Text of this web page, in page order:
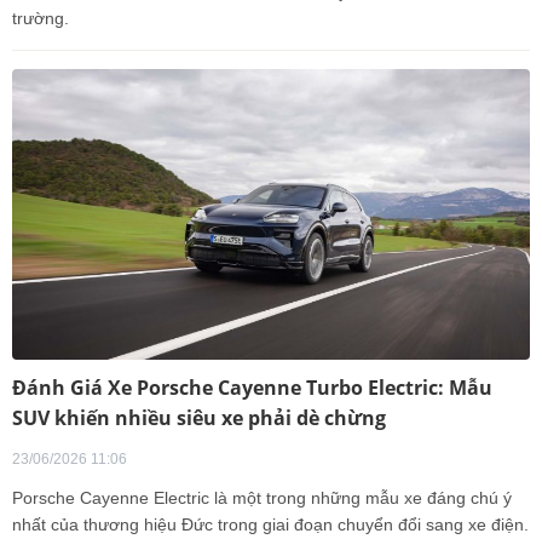
trường.
Đánh Giá Xe Porsche Cayenne Turbo Electric: Mẫu
SUV khiến nhiều siêu xe phải dè chừng
23/06/2026 11:06
Porsche Cayenne Electric là một trong những mẫu xe đáng chú ý
nhất của thương hiệu Đức trong giai đoạn chuyển đổi sang xe điện.